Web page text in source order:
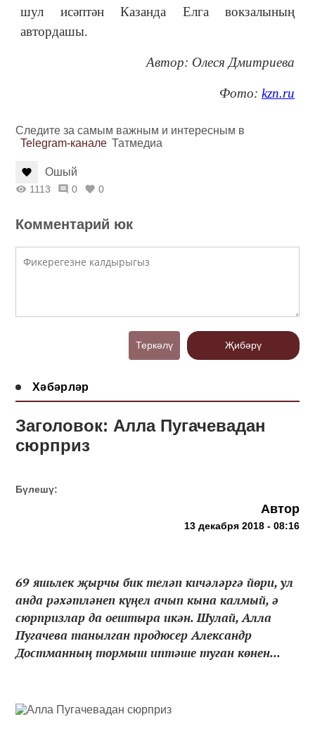
шул исәптән Казанда Елга вокзалының
автордашы.
Автор: Олеся Дмитриева
Фото: kzn.ru
Следите за самым важным и интересным в
Telegram-канале Татмедиа
Ошый
1113 0 0
Комментарий юк
Теркәлү Җибәрү
Хәбәрләр
Заголовок: Алла Пугачевадан
сюрприз
Бүлешү:
Автор
13 декабря 2018 - 08:16
69 яшьлек җырчы бик теләп кичәләргә йөри, ул
анда рәхәтләнеп күңел ачып кына калмый, ә
сюрпризлар да оештыра икән. Шулай, Алла
Пугачева танылган продюсер Александр
Достманның тормыш иптәше туган көнен...